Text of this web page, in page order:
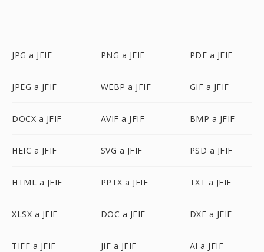
JPG a JFIF PNG a JFIF PDF a JFIF
JPEG a JFIF WEBP a JFIF GIF a JFIF
DOCX a JFIF AVIF a JFIF BMP a JFIF
HEIC a JFIF SVG a JFIF PSD a JFIF
HTML a JFIF PPTX a JFIF TXT a JFIF
XLSX a JFIF DOC a JFIF DXF a JFIF
TIFF a JFIF JIF a JFIF AI a JFIF